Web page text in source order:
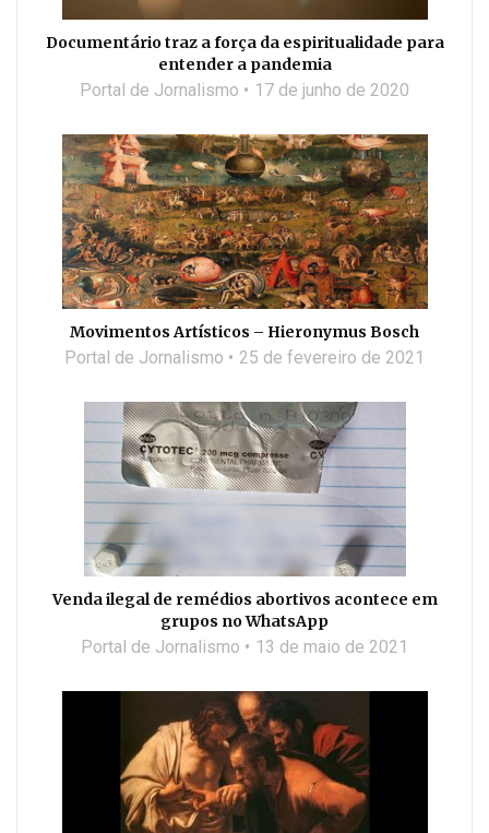
Documentário traz a força da espiritualidade para
entender a pandemia
Portal de Jornalismo 17 de junho de 2020
Movimentos Artísticos – Hieronymus Bosch
Portal de Jornalismo 25 de fevereiro de 2021
Venda ilegal de remédios abortivos acontece em
grupos no WhatsApp
Portal de Jornalismo 13 de maio de 2021